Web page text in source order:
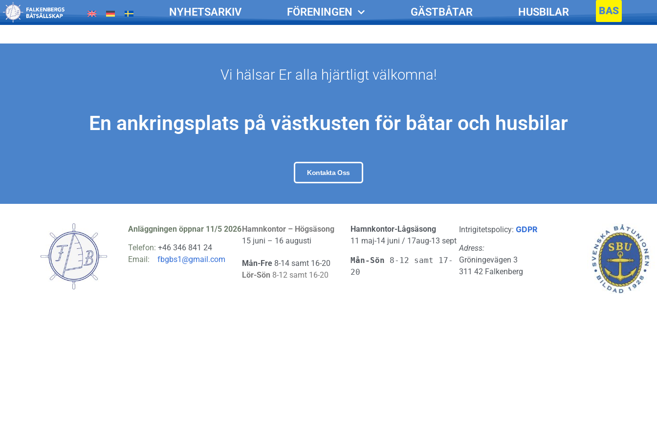
NYHETSARKIV FÖRENINGEN GÄSTBÅTAR HUSBILAR BAS
Vi hälsar Er alla hjärtligt välkomna!
En ankringsplats på västkusten för båtar och husbilar
Kontakta Oss
Anläggningen öppnar 11/5 2026
Telefon:+46 346 841 24
Email:fbgbs1@gmail.com
Hamnkontor – Högsäsong
15 juni – 16 augusti
Mån-Fre8-14 samt 16-20
Lör-Sön 8-12 samt 16-20
Hamnkontor-Lågsäsong
11 maj-14 juni / 17aug-13 sept
Mån-Sön 8-12 samt 17-
20
Intrigitetspolicy:GDPR
Adress:
Gröningevägen 3
311 42 Falkenberg